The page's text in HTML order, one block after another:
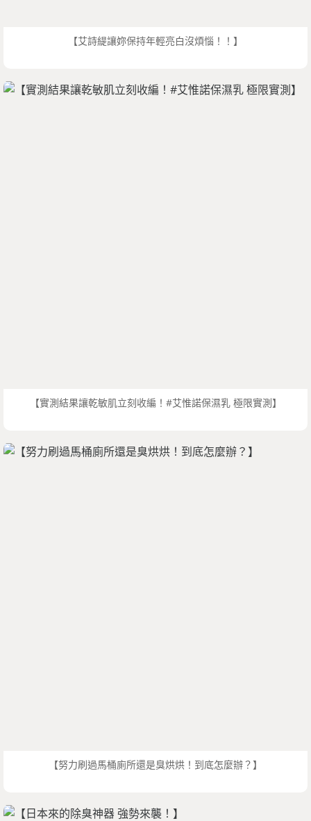
【艾詩緹讓妳保持年輕亮白沒煩惱！！】
【實測結果讓乾敏肌立刻收編！#艾惟諾保濕乳 極限實測】
【努力刷過馬桶廁所還是臭烘烘！到底怎麼辦？】